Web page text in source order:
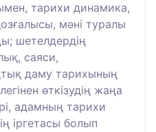
тарихи динамика,
мәні туралы
шетелдердің
саяси,
даму тарихының
өткізудің жаңа
адамның тарихи
іргетасы болып